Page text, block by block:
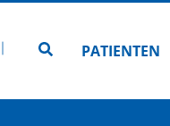
Zur Seitensuche
PATIENTEN